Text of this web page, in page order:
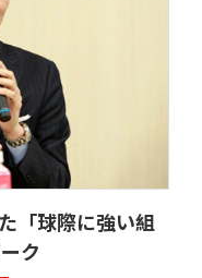
「球際に強い組
ク